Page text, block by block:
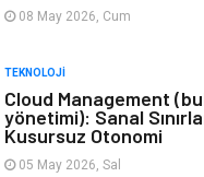
08 May 2026, Cum
TEKNOLOJI
Cloud Management
yönetimi): Sanal
Kusursuz Otonomi
05 May 2026, Sal